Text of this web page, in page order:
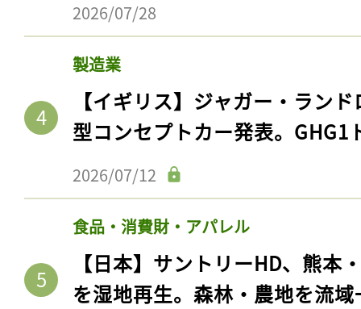
2026/07/28
製造業
【イギリス】ジャガー・ラン
型コンセプトカー発表。GHG1
2026/07/12
食品・消費財・アパレル
【日本】サントリーHD、熊本
を湿地再生。森林・農地を流